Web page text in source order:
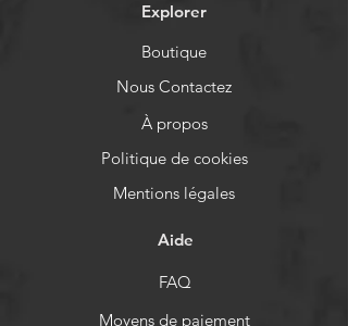
Explorer
Boutique
Nous Contactez
À propos
Politique de cookies
Mentions légales
Aide
FAQ
Moyens de paiement